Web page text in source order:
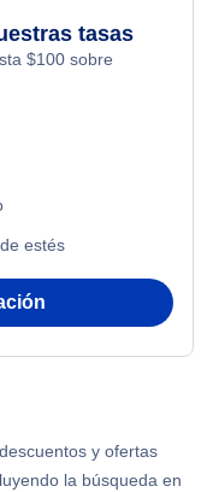
tasas
$100 sobre
estés
y ofertas
la búsqueda en